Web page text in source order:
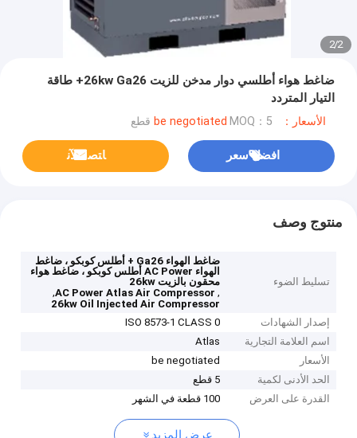
2
/
2
ضاغط هواء أطلسي دوار مدخن للزيت 26kw Ga26+ طاقة
التيار المتردد
الأسعار：be negotiated MOQ：5 قطع
افضل سعر ﺎﺘﺼﻟ ﺍﻶﻧ
منتوج وصف
تسليط الضوء
ضاغط الهواء Ga26 + أطلس كوبكو ، ضاغط
الهواء AC Power أطلس كوبكو ، ضاغط هواء
محقون بالزيت 26kw
,
AC Power Atlas Air Compressor
,
26kw Oil Injected Air Compressor
إصدار الشهادات
ISO 8573-1 CLASS 0
اسم العلامة التجارية
Atlas
الأسعار
be negotiated
الحد الأدنى لكمية
5 قطع
القدرة على العرض
100 قطعة في الشهر
عرض المزيد